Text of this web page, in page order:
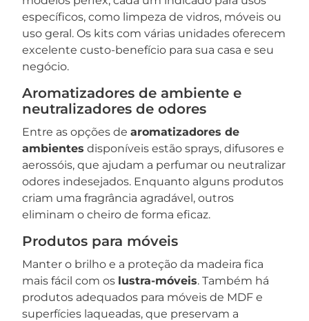
específicos, como limpeza de vidros, móveis ou
uso geral. Os kits com várias unidades oferecem
excelente custo-benefício para sua casa e seu
negócio.
Aromatizadores de ambiente e
neutralizadores de odores
Entre as opções de aromatizadores de
ambientes disponíveis estão sprays, difusores e
aerossóis, que ajudam a perfumar ou neutralizar
odores indesejados. Enquanto alguns produtos
criam uma fragrância agradável, outros
eliminam o cheiro de forma eficaz.
Produtos para móveis
Manter o brilho e a proteção da madeira fica
mais fácil com os lustra-móveis. Também há
produtos adequados para móveis de MDF e
superfícies laqueadas, que preservam a